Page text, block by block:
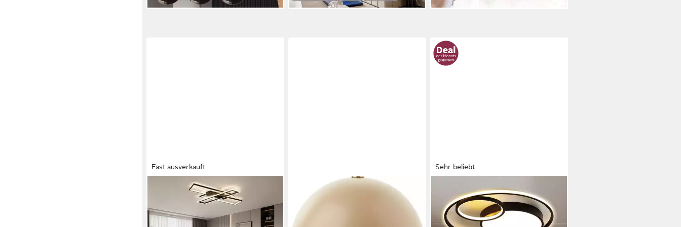
Fast ausverkauft
Deckenleuchten LED Deckenlampe 6
Rahmen,Dimmbar mit Fernbedienung
für Wohnzimmer, LED fest integriert,
LEGER HOME BY LENA GERCKE
Tischleuchte Linnea Pilz Lampe, ohne
Leuchtmittel, Pilzleuchte, Tischlampe,
Sehr beliebt
Deckenleuchten LED Deckenlampe
Ø53cm,Dimmbar mit Fernbedienung
für Wohnzimmer, LED fest integriert,